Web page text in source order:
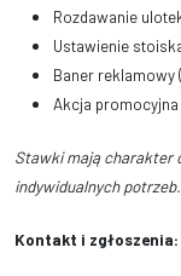
Rozdawanie
Ustawienie
Baner reklamowy
Akcja
Stawki mają charakter
indywidualnych potrzeb.
Kontakt i zgłoszenia: